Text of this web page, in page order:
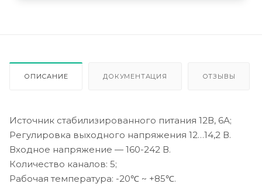
ОПИСАНИЕ ДОКУМЕНТАЦИЯ ОТЗЫВЫ
Источник стабилизированного питания 12В, 6А;
Регулировка выходного напряжения 12…14,2 В.
Входное напряжение — 160-242 В.
Количество каналов: 5;
Рабочая температура: -20℃ ~ +85℃.